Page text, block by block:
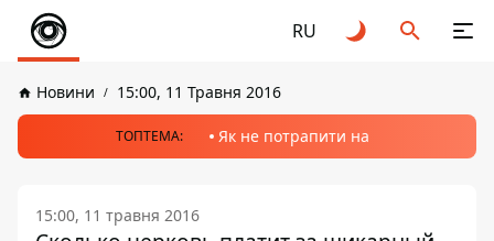
RU
Новини 15:00, 11 Травня 2016
ТОПТЕМА: Як не потрапити на
15:00, 11 травня 2016